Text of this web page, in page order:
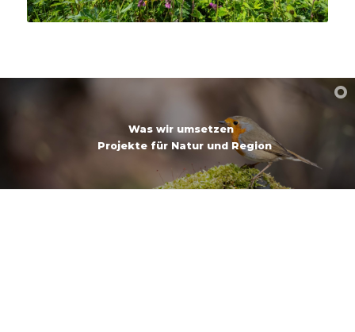
Projekte für Natur und Region
Was wir umsetzen